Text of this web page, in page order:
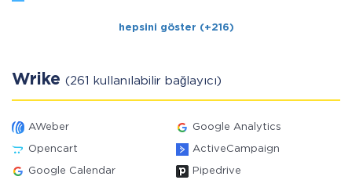
hepsini göster (+216)
Wrike (261 kullanılabilir bağlayıcı)
AWeber Google Analytics
Opencart ActiveCampaign
Google Calendar Pipedrive